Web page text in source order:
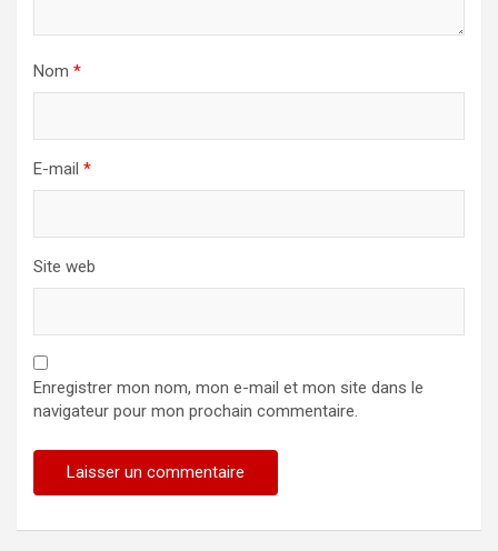
Nom *
E-mail *
Site web
Enregistrer mon nom, mon e-mail et mon site dans le
navigateur pour mon prochain commentaire.